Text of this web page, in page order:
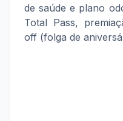
de saúde e plano
Total Pass,
off (folga de